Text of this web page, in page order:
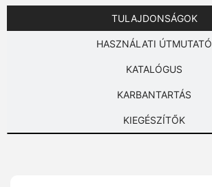
TULAJDONSÁGOK
HASZNÁLATI ÚTMUTATÓ
KATALÓGUS
KARBANTARTÁS
KIEGÉSZÍTŐK